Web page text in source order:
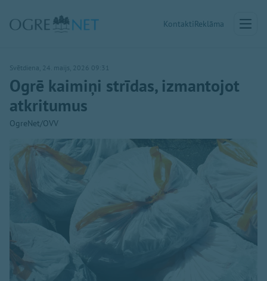
KontaktiReklāma
Svētdiena, 24. maijs, 2026 09:31
Ogrē kaimiņi strīdas, izmantojot
atkritumus
OgreNet/OVV